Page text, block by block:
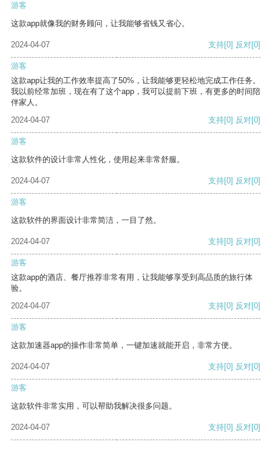
游客
这款app就像我的财务顾问，让我能够省钱又省心。
2024-04-07 支持[0] 反对[0]
游客
这款app让我的工作效率提高了50%，让我能够更轻松地完成工作任务。
我以前经常加班，现在有了这个app，我可以提前下班，有更多的时间陪
伴家人。
2024-04-07
支持[0] 反对[0]
游客
这款软件的设计非常人性化，使用起来非常舒服。
2024-04-07 支持[0] 反对[0]
游客
这款软件的界面设计非常简洁，一目了然。
2024-04-07 支持[0] 反对[0]
游客
这款app的酒店、餐厅推荐非常有用，让我能够享受到高品质的旅行体
验。
2024-04-07
支持[0] 反对[0]
游客
这款加速器app的操作非常简单，一键加速就能开启，非常方便。
2024-04-07 支持[0] 反对[0]
游客
这款软件非常实用，可以帮助我解决很多问题。
2024-04-07 支持[0] 反对[0]